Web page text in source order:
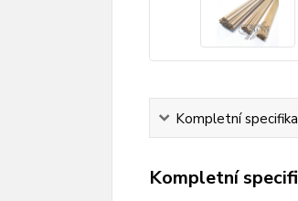
Kompletní
Kompletní